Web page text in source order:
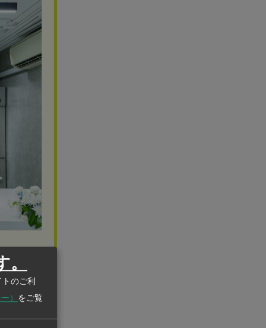
ンテナ
のご利
） をご覧